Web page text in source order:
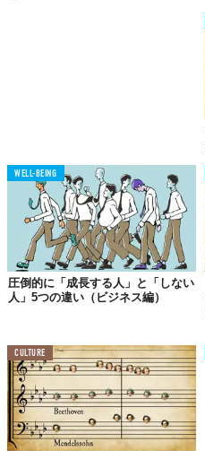
WELL-BEING
圧倒的に「成長する人」と「しない
人」5つの違い（ビジネス編）
CULTURE